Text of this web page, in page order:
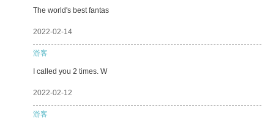
The world's best fantas
2022-02-14
游客
I called you 2 times. W
2022-02-12
游客